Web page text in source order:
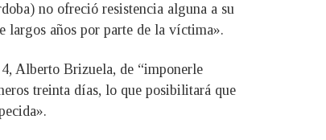
no ofreció resistencia alguna a su
largos años por parte de la víctima».
Alberto Brizuela, de “imponerle
treinta días, lo que posibilitará que